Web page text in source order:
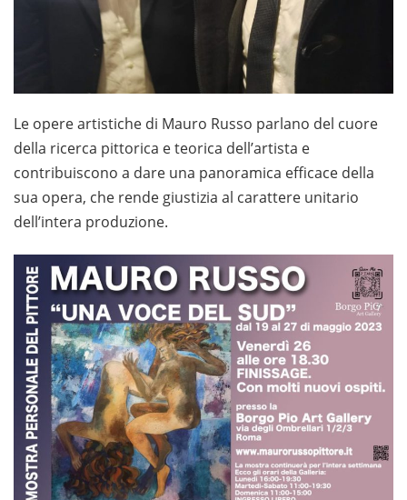
Le opere artistiche di Mauro Russo parlano del cuore
della ricerca pittorica e teorica dell’artista e
contribuiscono a dare una panoramica efficace della
sua opera, che rende giustizia al carattere unitario
dell’intera produzione.